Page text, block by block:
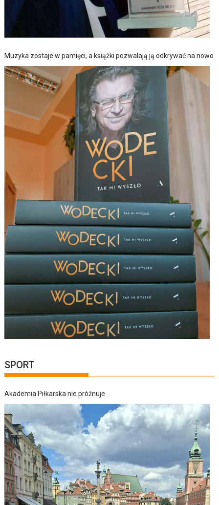
Muzyka zostaje w pamięci, a książki pozwalają ją odkrywać na nowo
SPORT
Akademia Piłkarska nie próżnuje